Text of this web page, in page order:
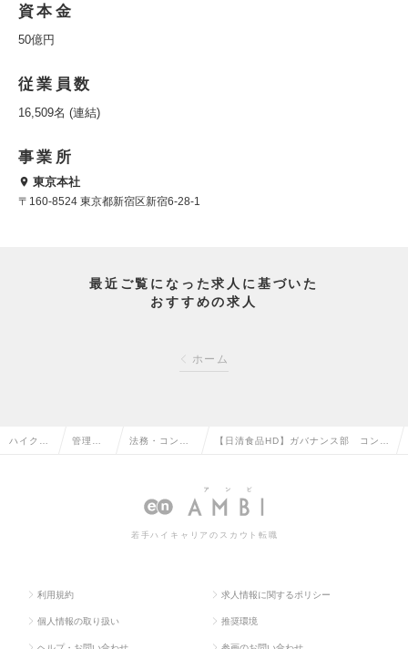
資本金
50億円
従業員数
16,509名 (連結)
事業所
東京本社
〒160-8524 東京都新宿区新宿6-28-1
最近ご覧になった求人に基づいた
おすすめの求人
ホーム
ハイクラ 管理部 法務・コンプ
転職
【日清食品HD】ガバナンス部 コンプ
人情報
若手ハイキャリアのスカウト転職
利用規約 求人情報に関するポリシー
個人情報の取り扱い 推奨環境